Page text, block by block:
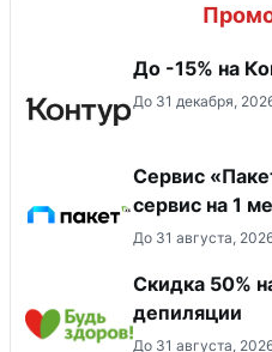
До -15% на
До 31 декабря,
Сервис «Пакет» —
сервис на 1
До 31 августа,
Скидка 50%
депиляции
До 31 августа,